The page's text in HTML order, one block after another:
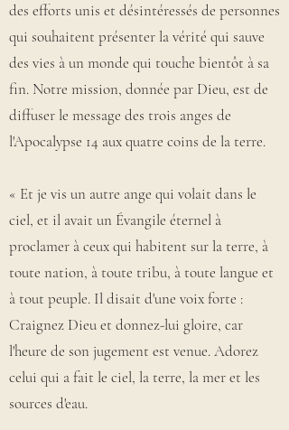
des efforts unis et désintéressés de personnes
qui souhaitent présenter la vérité qui sauve
des vies à un monde qui touche bientôt à sa
fin. Notre mission, donnée par Dieu, est de
diffuser le message des trois anges de
l'Apocalypse 14 aux quatre coins de la terre.
« Et je vis un autre ange qui volait dans le
ciel, et il avait un Évangile éternel à
proclamer à ceux qui habitent sur la terre, à
toute nation, à toute tribu, à toute langue et
à tout peuple. Il disait d'une voix forte :
Craignez Dieu et donnez-lui gloire, car
l'heure de son jugement est venue. Adorez
celui qui a fait le ciel, la terre, la mer et les
sources d'eau.